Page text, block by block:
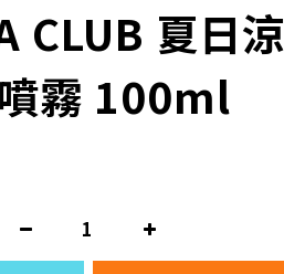
CLUB 夏日涼
霧 100ml